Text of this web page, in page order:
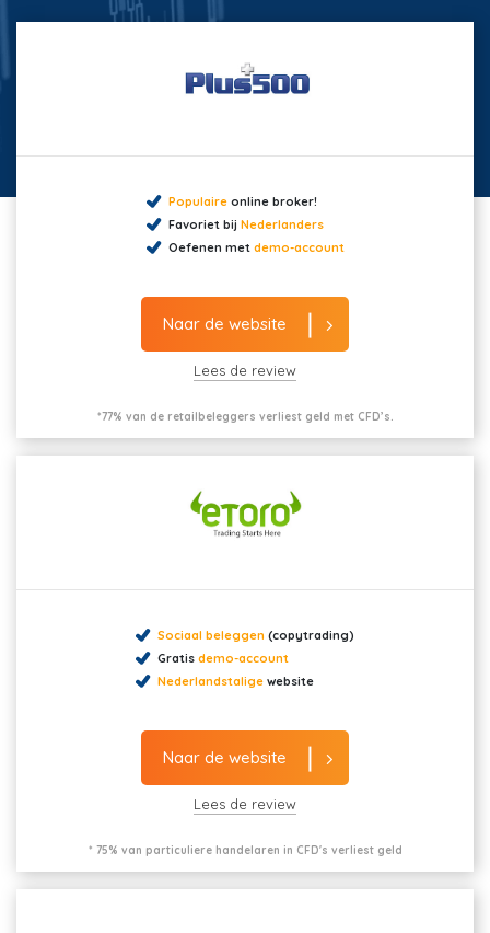
Populaireonline broker!
Favoriet bij Nederlanders
Oefenen met demo-account
Naar de website
Lees de review
*77% van de retailbeleggers verliest geld met CFD’s.
Sociaal beleggen (copytrading)
Gratis demo-account
Nederlandstalige website
Naar de website
Lees de review
* 75% van particuliere handelaren in CFD's verliest geld